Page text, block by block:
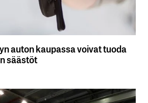
auton kaupassa voivat tuoda
säästöt